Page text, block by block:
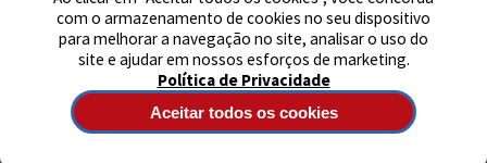
com o armazenamento de cookies no seu dispositivo
para melhorar a navegação no site, analisar o uso do
site e ajudar em nossos esforços de marketing.
Política de Privacidade
Aceitar todos os cookies
7460 avaliações reais
© 2025,Eletrônica Santana Ltda. Todos os direitos reservados.
Voluntários da Pátria, 1495 - Santana - CEP 02011-200 - São Paulo -
Atendimento de segunda à quinta-feira das 8h às 18h e sexta-
feira das 8h às 17h - CNPJ: 60717899/0001-90
Tecnologia de e-commerce
Iniciar Conversa